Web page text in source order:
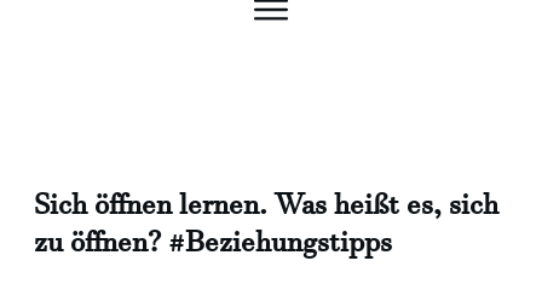
Sich öffnen lernen. Was heißt es, sich
zu öffnen? #Beziehungstipps